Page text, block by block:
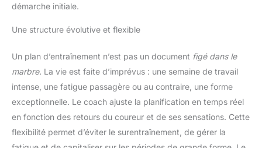
démarche initiale.
Une structure évolutive et flexible
Un plan d’entraînement n’est pas un document figé dans le
marbre. La vie est faite d’imprévus : une semaine de travail
intense, une fatigue passagère ou au contraire, une forme
exceptionnelle. Le coach ajuste la planification en temps réel
en fonction des retours du coureur et de ses sensations. Cette
flexibilité permet d’éviter le surentraînement, de gérer la